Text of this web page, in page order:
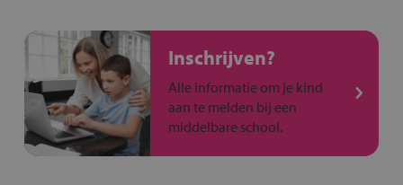
Inschrijven?
Alle informatie om je kind
aan te melden bij een
middelbare school.